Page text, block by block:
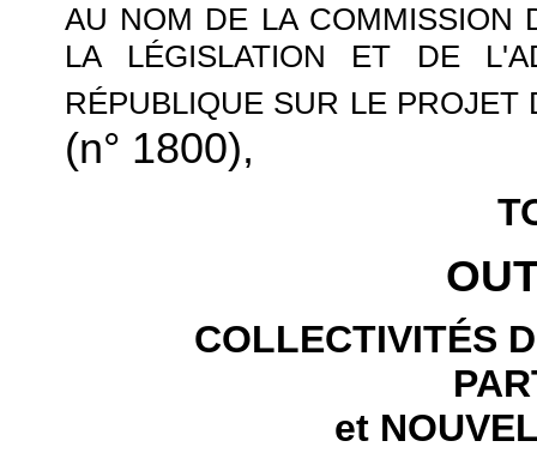
AU NOM DE LA COMMISSION
LA LÉGISLATION ET DE
RÉPUBLIQUE SUR LE PROJET
(n° 1800),
COLLECTIVITÉS
et